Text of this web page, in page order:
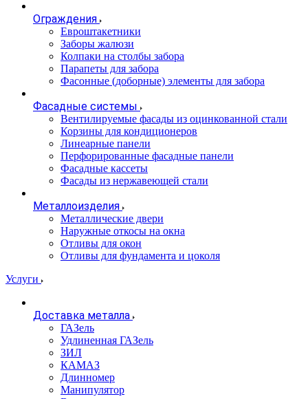
Ограждения
Евроштакетники
Заборы жалюзи
Колпаки на столбы забора
Парапеты для забора
Фасонные (доборные) элементы для забора
Фасадные системы
Вентилируемые фасады из оцинкованной стали
Корзины для кондиционеров
Линеарные панели
Перфорированные фасадные панели
Фасадные кассеты
Фасады из нержавеющей стали
Металлоизделия
Металлические двери
Наружные откосы на окна
Отливы для окон
Отливы для фундамента и цоколя
Услуги
Доставка металла
ГАЗель
Удлиненная ГАЗель
ЗИЛ
КАМАЗ
Длинномер
Манипулятор